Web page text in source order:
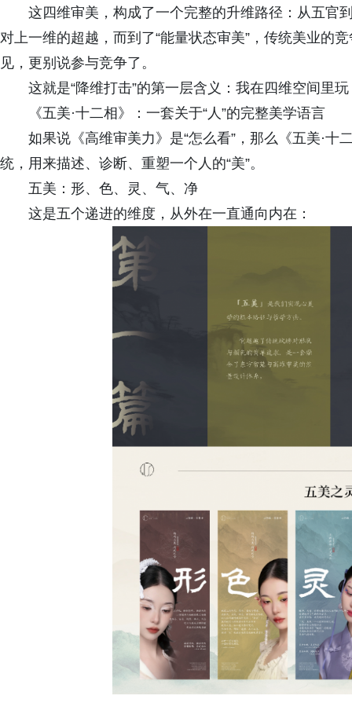
这四维审美，构成了一个完整的升维路径：从五官
对上一维的超越，而到了“能量状态审美”，传统美业的
见，更别说参与竞争了。
这就是“降维打击”的第一层含义：我在四维空间里
《五美·十二相》：一套关于“人”的完整美学语言
如果说《高维审美力》是“怎么看”，那么《五美·十
统，用来描述、诊断、重塑一个人的“美”。
五美：形、色、灵、气、净
这是五个递进的维度，从外在一直通向内在：